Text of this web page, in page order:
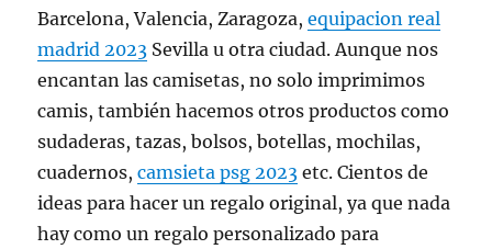
Barcelona, Valencia, Zaragoza,equipacion real
madrid 2023 Sevilla u otra ciudad. Aunque nos
encantan las camisetas, no solo imprimimos
camis, también hacemos otros productos como
sudaderas, tazas, bolsos, botellas, mochilas,
cuadernos,camsieta psg 2023 etc. Cientos de
ideas para hacer un regalo original, ya que nada
hay como un regalo personalizado para